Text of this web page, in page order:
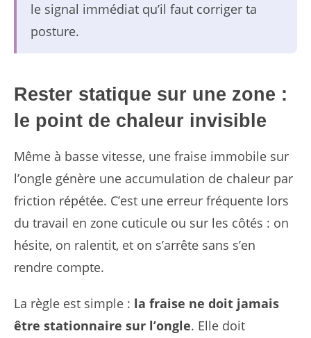
le signal immédiat qu’il faut corriger ta
posture.
Rester statique sur une zone :
le point de chaleur invisible
Même à basse vitesse, une fraise immobile sur
l’ongle génère une accumulation de chaleur par
friction répétée. C’est une erreur fréquente lors
du travail en zone cuticule ou sur les côtés : on
hésite, on ralentit, et on s’arrête sans s’en
rendre compte.
La règle est simple : la fraise ne doit jamais
être stationnaire sur l’ongle. Elle doit